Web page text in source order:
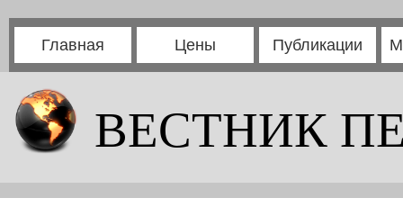
Главная Цены Публикации
ВЕСТНИК